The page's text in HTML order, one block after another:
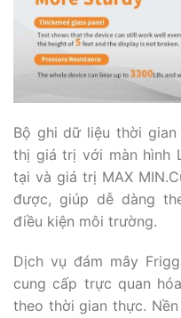
Bộ ghi dữ liệu thời
thị giá trị với màn hình
tại và giá trị MAX
được, giúp dễ dàng
điều kiện môi trường.
Dịch vụ đám mây
cung cấp trực quan
theo thời gian thực.